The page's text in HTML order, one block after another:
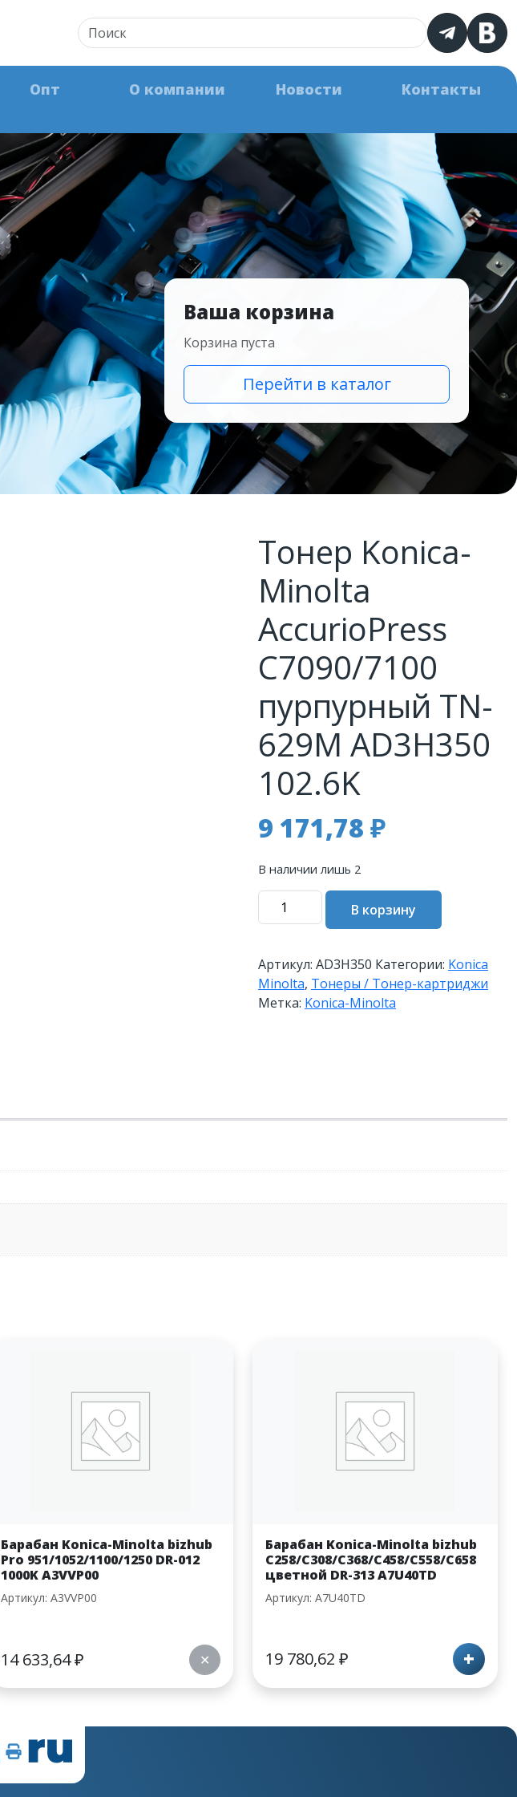
Опт О компании Новости Контакты
Ваша корзина
Корзина пуста
Перейти в каталог
Тонер Konica-
Minolta
AccurioPress
C7090/7100
пурпурный TN-
629M AD3H350
102.6K
9 171,78 ₽
В наличии лишь 2
Количество
товара
Konica-
Minolta
AccurioPress
C7090/7100
В корзину
Артикул: AD3H350 Категории: Konica
Minolta, Тонеры / Тонер-картриджи
Метка: Konica-Minolta
Барабан Konica-Minolta bizhub
Pro 951/1052/1100/1250 DR-012
1000K A3VVP00
Артикул: A3VVP00
14 633,64₽ ✕
Барабан Konica-Minolta bizhub
C258/C308/C368/C458/C558/C658
цветной DR-313 A7U40TD
Артикул: A7U40TD
19 780,62 ₽ +